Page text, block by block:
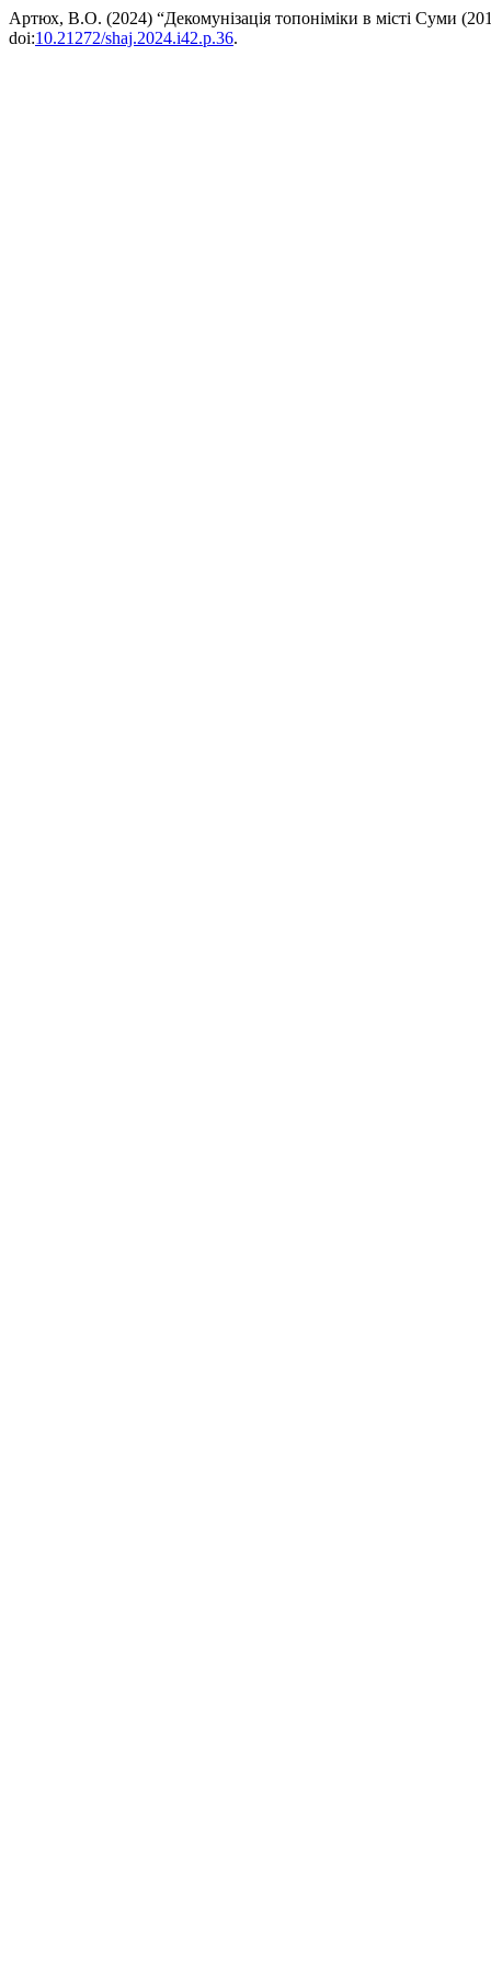
Артюх, В.О. (2024) “Декомунізація топоніміки в місті Суми
doi:10.21272/shaj.2024.i42.p.36.